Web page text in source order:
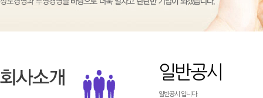
일반공시
일반공시 입니다.